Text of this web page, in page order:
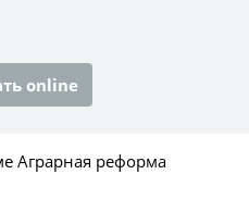
online
Аграрная реформа